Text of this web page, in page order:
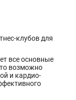
клубов для
все основные
возможно
и кардио-